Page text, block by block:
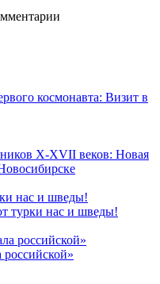
космонавта: Визит в
X-XVII веков: Новая
турки нас и шведы!